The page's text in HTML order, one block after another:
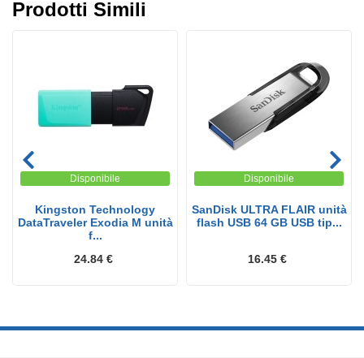
Prodotti Simili
Disponibile
Kingston Technology
DataTraveler Exodia M unità
f...
24.84 €
Disponibile
SanDisk ULTRA FLAIR unità
flash USB 64 GB USB tip...
16.45 €